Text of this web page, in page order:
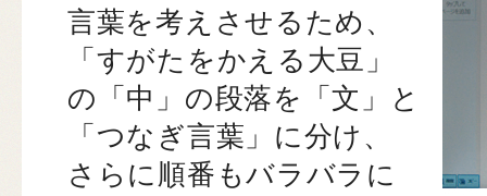
言葉を考えさせるため、
「すがたをかえる大豆」
の「中」の段落を「文」と
「つなぎ言葉」に分け、
さらに順番もバラバラに